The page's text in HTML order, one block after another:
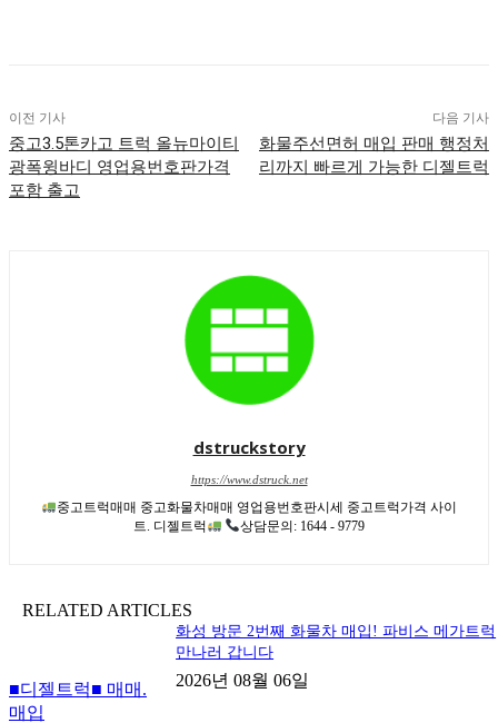
이전 기사
중고3.5톤카고 트럭 올뉴마이티
광폭윙바디 영업용번호판가격
포함 출고
다음 기사
화물주선면허 매입 판매 행정처
리까지 빠르게 가능한 디젤트럭
dstruckstory
https://www.dstruck.net
중고트럭매매 중고화물차매매 영업용번호판시세 중고트럭가격 사이
트. 디젤트럭
상담문의: 1644 - 9779
RELATED ARTICLES
■디젤트럭■ 매매.
매입
화성 방문 2번째 화물차 매입! 파비스 메가트럭
만나러 갑니다
2026년 08월 06일